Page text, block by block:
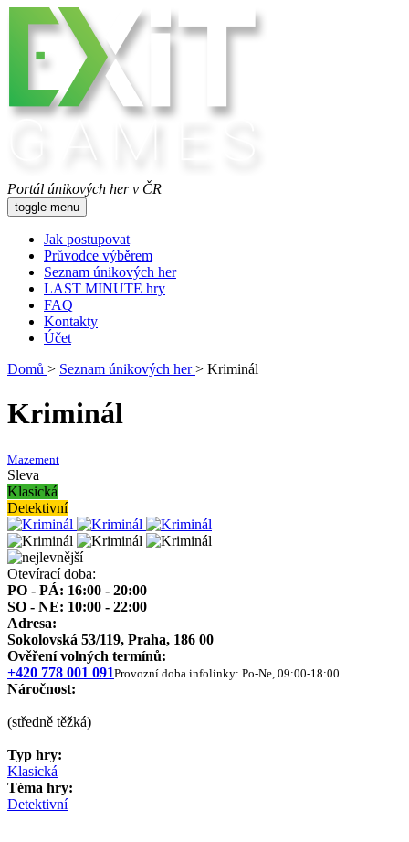
Portál únikových her v ČR
toggle menu
Jak postupovat
Průvodce výběrem
Seznam únikových her
LAST MINUTE hry
FAQ
Kontakty
Účet
Domů > Seznam únikových her > Kriminál
Kriminál
Mazement
Sleva
Klasická
Detektivní
Otevírací doba:
PO - PÁ: 16:00 - 20:00
SO - NE: 10:00 - 22:00
Adresa:
Sokolovská 53/119, Praha, 186 00
Ověření volných termínů:
+420 778 001 091Provozní doba infolinky: Po-Ne, 09:00-18:00
Náročnost:
(středně těžká)
Typ hry:
Klasická
Téma hry:
Detektivní